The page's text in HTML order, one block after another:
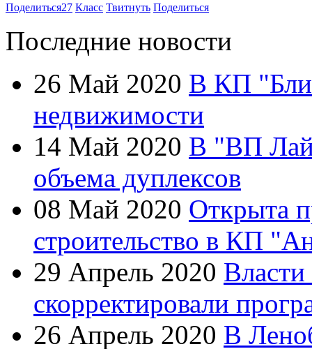
Поделиться27 Класс Твитнуть Поделиться
Последние новости
26 Май 2020 В КП
недвижимости
14 Май 2020 В "ВП
объема дуплексов
08 Май 2020 Открыта
строительство в КП
29 Апрель 2020
скорректировали
26 Апрель 2020 В